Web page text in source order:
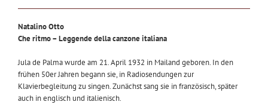
Natalino Otto
Che ritmo – Leggende della canzone italiana
Jula de Palma wurde am 21. April 1932 in Mailand geboren. In den
frühen 50er Jahren begann sie, in Radiosendungen zur
Klavierbegleitung zu singen. Zunächst sang sie in französisch, später
auch in englisch und italienisch.